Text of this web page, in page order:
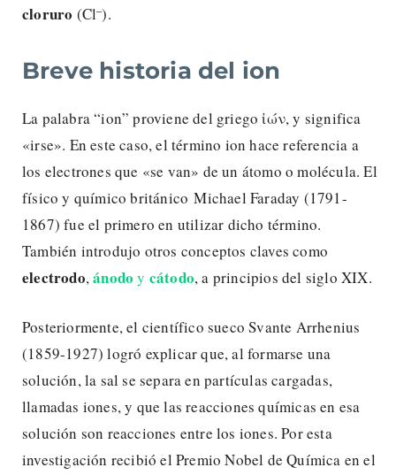
cloruro (Cl–).
Breve historia del ion
La palabra “ion” proviene del griego ἰών, y significa
«irse». En este caso, el término ion hace referencia a
los electrones que «se van» de un átomo o molécula. El
físico y químico británico Michael Faraday (1791-
1867) fue el primero en utilizar dicho término.
También introdujo otros conceptos claves como
electrodo,ánodoy cátodo, a principios del siglo XIX.
Posteriormente, el científico sueco Svante Arrhenius
(1859-1927) logró explicar que, al formarse una
solución, la sal se separa en partículas cargadas,
llamadas iones, y que las reacciones químicas en esa
solución son reacciones entre los iones. Por esta
investigación recibió el Premio Nobel de Química en el